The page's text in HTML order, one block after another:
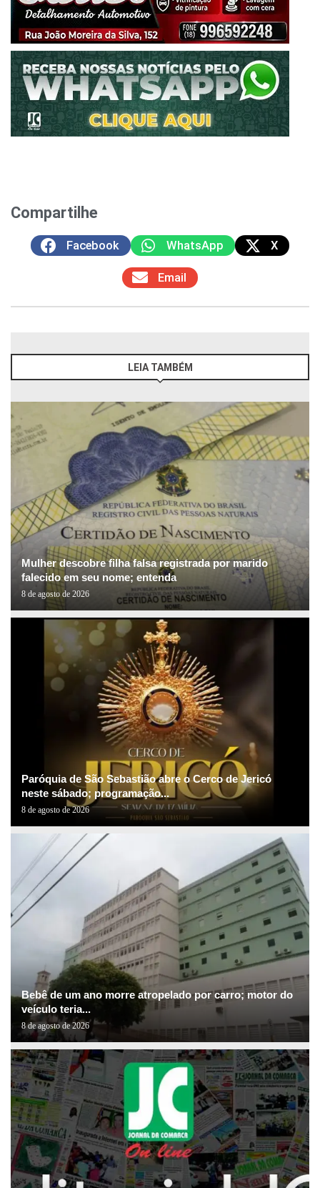
Compartilhe
Facebook WhatsApp X
Email
LEIA TAMBÉM
Mulher descobre filha falsa registrada por marido
falecido em seu nome; entenda
8 de agosto de 2026
Paróquia de São Sebastião abre o Cerco de Jericó
neste sábado; programação...
8 de agosto de 2026
Bebê de um ano morre atropelado por carro; motor do
veículo teria...
8 de agosto de 2026